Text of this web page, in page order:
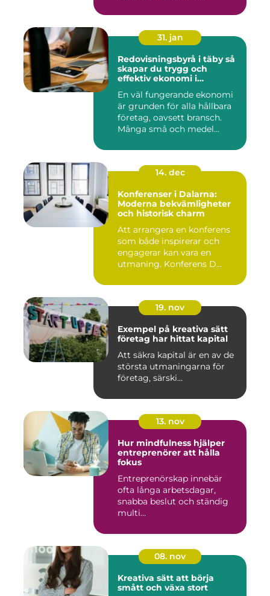
31. jan
Redovisningsbyrå i täby så
skapar du trygg och
effektiv ekonomi i
En väl fungerande ekonomi
är grunden för alla hållbara
företag, oavsett bransch.
Många små och medel...
14. dec
Konferenser i Dalarna:
Moderna bekvämligheter
och historisk charm
Att arrangera en konferens
som både inspirerar och
engagerar kan vara en
utmaning. Konferens D...
19. nov
Exempel på kreativa sätt
företag har hittat kapital
Att säkra kapital är en av de
största utmaningarna för
företag, särski...
13. nov
Hur mindfulness hjälper
entreprenörer att hålla
fokus
Entreprenörskap innebär
ofta långa arbetsdagar,
snabba beslut och ständig
multi...
08. nov
Kreativa sätt att börja
smått och växa stort